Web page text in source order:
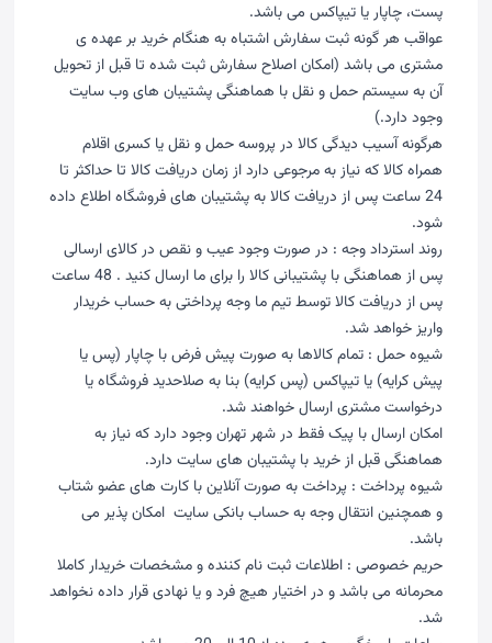
پست، چاپار یا تیپاکس می باشد.
عواقب هر گونه ثبت سفارش اشتباه به هنگام خرید بر عهده ی
مشتری می باشد (امکان اصلاح سفارش ثبت شده تا قبل از تحویل
آن به سیستم حمل و نقل با هماهنگی پشتیبان های وب سایت
وجود دارد.)
هرگونه آسیب دیدگی کالا در پروسه حمل و نقل یا کسری اقلام
همراه کالا که نیاز به مرجوعی دارد از زمان دریافت کالا تا حداکثر تا
24 ساعت پس از دریافت کالا به پشتیبان های فروشگاه اطلاع داده
شود.
روند استرداد وجه : در صورت وجود عیب و نقص در کالای ارسالی
پس از هماهنگی با پشتیبانی کالا را برای ما ارسال کنید . 48 ساعت
پس از دریافت کالا توسط تیم ما وجه پرداختی به حساب خریدار
واریز خواهد شد.
شیوه حمل : تمام کالاها به صورت پیش فرض با چاپار (پس یا
پیش کرایه) یا تیپاکس (پس کرایه) بنا به صلاحدید فروشگاه یا
درخواست مشتری ارسال خواهند شد.
امکان ارسال با پیک فقط در شهر تهران وجود دارد که نیاز به
هماهنگی قبل از خرید با پشتیبان های سایت دارد.
شیوه پرداخت : پرداخت به صورت آنلاین با کارت های عضو شتاب
و همچنین انتقال وجه به حساب بانکی سایت امکان پذیر می
باشد.
حریم خصوصی : اطلاعات ثبت نام کننده و مشخصات خریدار کاملا
محرمانه می باشد و در اختیار هیچ فرد و یا نهادی قرار داده نخواهد
شد.